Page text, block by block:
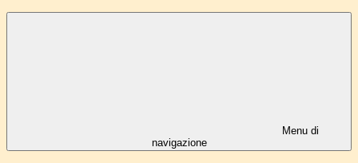
Menu di
navigazione